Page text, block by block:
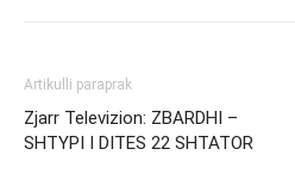
Artikulli paraprak
Zjarr Televizion: ZBARDHI –
SHTYPI I DITES 22 SHTATOR